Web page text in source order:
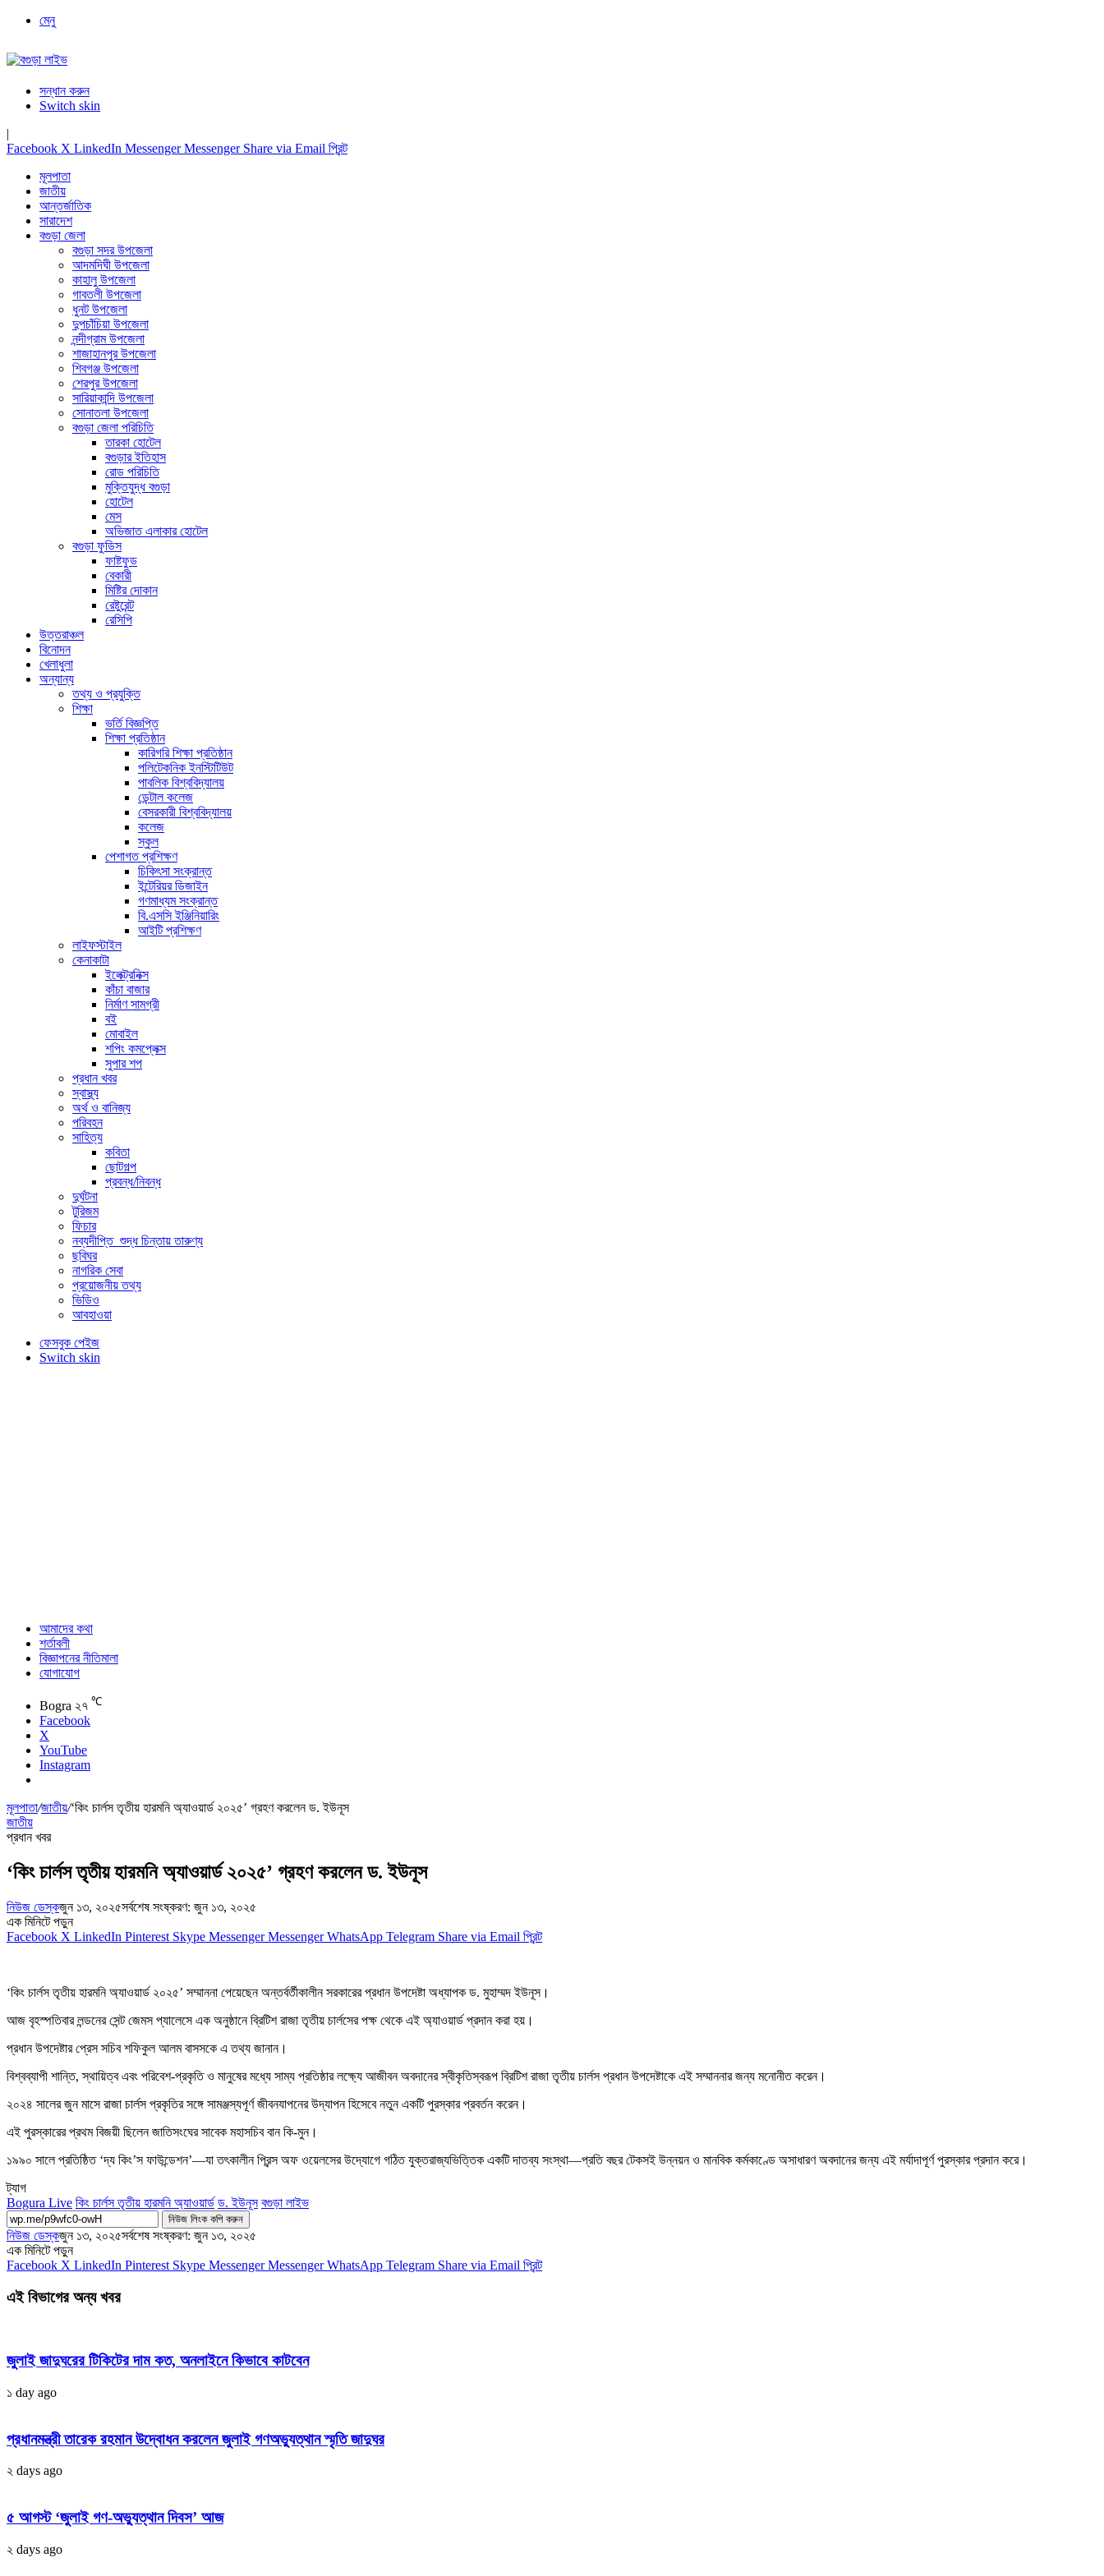
মেনু
সন্ধান করুন
Switch skin
|
Facebook X LinkedIn Messenger Messenger Share via Email প্রিন্ট
মূলপাতা
জাতীয়
আন্তর্জাতিক
সারাদেশ
বগুড়া জেলা
বগুড়া সদর উপজেলা
আদমদিঘী উপজেলা
কাহালু উপজেলা
গাবতলী উপজেলা
ধুনট উপজেলা
দুপচাঁচিয়া উপজেলা
নন্দীগ্রাম উপজেলা
শাজাহানপুর উপজেলা
শিবগঞ্জ উপজেলা
শেরপুর উপজেলা
সারিয়াকান্দি উপজেলা
সোনাতলা উপজেলা
বগুড়া জেলা পরিচিতি
তারকা হোটেল
বগুড়ার ইতিহাস
রোড পরিচিতি
মুক্তিযুদ্ধ বগুড়া
হোটেল
মেস
অভিজাত এলাকার হোটেল
বগুড়া ফুডিস
ফাষ্টফুড
বেকারী
মিষ্টির দোকান
রেষ্টুরেন্ট
রেসিপি
উত্তরাঞ্চল
বিনোদন
খেলাধুলা
অন্যান্য
তথ্য ও প্রযুক্তি
শিক্ষা
ভর্তি বিজ্ঞপ্তি
শিক্ষা প্রতিষ্ঠান
কারিগরি শিক্ষা প্রতিষ্ঠান
পলিটেকনিক ইনস্টিটিউট
পাবলিক বিশ্ববিদ্যালয়
ডেন্টাল কলেজ
বেসরকারী বিশ্ববিদ্যালয়
কলেজ
স্কুল
পেশাগত প্রশিক্ষণ
চিকিৎসা সংক্রান্ত
ইন্টেরিয়র ডিজাইন
গণমাধ্যম সংক্রান্ত
বি.এসসি ইঞ্জিনিয়ারিং
আইটি প্রশিক্ষণ
লাইফস্টাইল
কেনাকাটা
ইলেক্ট্রনিক্স
কাঁচা বাজার
নির্মাণ সামগ্রী
বই
মোবাইল
শপিং কমপ্লেক্স
সুপার শপ
প্রধান খবর
স্বাস্থ্য
অর্থ ও বানিজ্য
পরিবহন
সাহিত্য
কবিতা
ছোটগল্প
প্রবন্ধ/নিবন্ধ
দুর্ঘটনা
টুরিজম
ফিচার
নব্যদীপ্তি_শুদ্ধ চিন্তায় তারুণ্য
ছবিঘর
নাগরিক সেবা
প্রয়োজনীয় তথ্য
ভিডিও
আবহাওয়া
ফেসবুক পেইজ
Switch skin
আমাদের কথা
শর্তাবলী
বিজ্ঞাপনের নীতিমালা
যোগাযোগ
Bogra ২৭ ℃
Facebook
X
YouTube
Instagram
মূলপাতা/জাতীয়/‘কিং চার্লস তৃতীয় হারমনি অ্যাওয়ার্ড ২০২৫’ গ্রহণ করলেন ড. ইউনূস
জাতীয়
প্রধান খবর
‘কিং চার্লস তৃতীয় হারমনি অ্যাওয়ার্ড ২০২৫’ গ্রহণ করলেন ড. ইউনূস
নিউজ ডেস্কজুন ১৩, ২০২৫সর্বশেষ সংষ্করণ: জুন ১৩, ২০২৫
এক মিনিটে পড়ুন
Facebook X LinkedIn Pinterest Skype Messenger Messenger WhatsApp Telegram Share via Email প্রিন্ট
‘কিং চার্লস তৃতীয় হারমনি অ্যাওয়ার্ড ২০২৫’ সম্মাননা পেয়েছেন অন্তর্বর্তীকালীন সরকারের প্রধান উপদেষ্টা অধ্যাপক ড. মুহাম্মদ ইউনূস।
আজ বৃহস্পতিবার লন্ডনের সেন্ট জেমস প্যালেসে এক অনুষ্ঠানে ব্রিটিশ রাজা তৃতীয় চার্লসের পক্ষ থেকে এই অ্যাওয়ার্ড প্রদান করা হয়।
প্রধান উপদেষ্টার প্রেস সচিব শফিকুল আলম বাসসকে এ তথ্য জানান।
বিশ্বব্যাপী শান্তি, স্থায়িত্ব এবং পরিবেশ-প্রকৃতি ও মানুষের মধ্যে সাম্য প্রতিষ্ঠার লক্ষ্যে আজীবন অবদানের স্বীকৃতিস্বরূপ ব্রিটিশ রাজা তৃতীয় চার্লস প্রধান উপদেষ্টাকে এই সম্মাননার জন্য মনোনীত করেন।
২০২৪ সালের জুন মাসে রাজা চার্লস প্রকৃতির সঙ্গে সামঞ্জস্যপূর্ণ জীবনযাপনের উদ্‌যাপন হিসেবে নতুন একটি পুরস্কার প্রবর্তন করেন।
এই পুরস্কারের প্রথম বিজয়ী ছিলেন জাতিসংঘের সাবেক মহাসচিব বান কি-মুন।
১৯৯০ সালে প্রতিষ্ঠিত ‘দ্য কিং’স ফাউন্ডেশন’—যা তৎকালীন প্রিন্স অফ ওয়েলসের উদ্যোগে গঠিত যুক্তরাজ্যভিত্তিক একটি দাতব্য সংস্থা—প্রতি বছর টেকসই উন্নয়ন ও মানবিক কর্মকাণ্ডে অসাধারণ অবদানের জন্য এই মর্যাদাপূর্ণ পুরস্কার প্রদান করে।
ট্যাগ
Bogura Live কিং চার্লস তৃতীয় হারমনি অ্যাওয়ার্ড ড. ইউনূস বগুড়া লাইভ
নিউজ লিংক কপি করুন
নিউজ ডেস্কজুন ১৩, ২০২৫সর্বশেষ সংষ্করণ: জুন ১৩, ২০২৫
এক মিনিটে পড়ুন
Facebook X LinkedIn Pinterest Skype Messenger Messenger WhatsApp Telegram Share via Email প্রিন্ট
এই বিভাগের অন্য খবর
জুলাই জাদুঘরের টিকিটের দাম কত, অনলাইনে কিভাবে কাটবেন
১ day ago
প্রধানমন্ত্রী তারেক রহমান উদ্বোধন করলেন জুলাই গণঅভ্যুত্থান স্মৃতি জাদুঘর
২ days ago
৫ আগস্ট ‘জুলাই গণ-অভ্যুত্থান দিবস’ আজ
২ days ago